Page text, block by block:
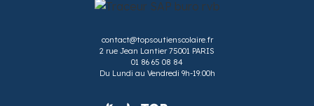
contact@topsoutienscolaire.fr
2 rue Jean Lantier 75001 PARIS
01 86 65 08 84
Du Lundi au Vendredi 9h-19:00h